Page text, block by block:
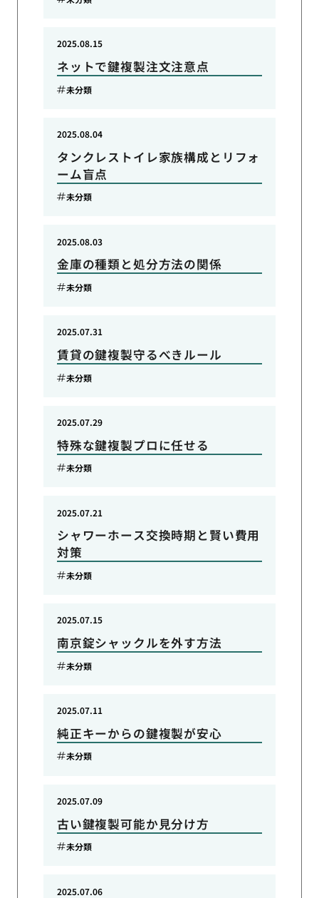
ネットで鍵複製注文注意点
2025.08.15
未分類
タンクレストイレ家族構成とリフォ
ーム盲点
2025.08.04
未分類
金庫の種類と処分方法の関係
2025.08.03
未分類
賃貸の鍵複製守るべきルール
2025.07.31
未分類
特殊な鍵複製プロに任せる
2025.07.29
未分類
シャワーホース交換時期と賢い費用
対策
2025.07.21
未分類
南京錠シャックルを外す方法
2025.07.15
未分類
純正キーからの鍵複製が安心
2025.07.11
未分類
古い鍵複製可能か見分け方
2025.07.09
未分類
2025.07.06